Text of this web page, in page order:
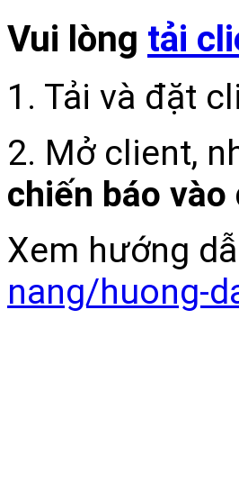
Vui lòng tải
1. Tải và đặt
2. Mở client,
chiến báo vào
Xem hướng
nang/huong-